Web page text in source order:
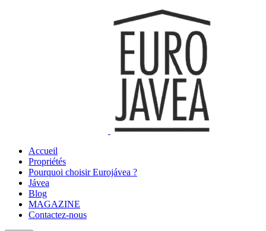
Accueil
Propriétés
Pourquoi choisir Eurojávea ?
Jávea
Blog
MAGAZINE
Contactez-nous